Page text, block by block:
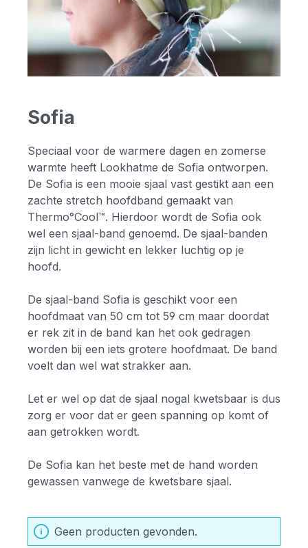
Sofia
Speciaal voor de warmere dagen en zomerse
warmte heeft Lookhatme de Sofia ontworpen.
De Sofia is een mooie sjaal vast gestikt aan een
zachte stretch hoofdband gemaakt van
Thermo°Cool™. Hierdoor wordt de Sofia ook
wel een sjaal-band genoemd. De sjaal-banden
zijn licht in gewicht en lekker luchtig op je
hoofd.
De sjaal-band Sofia is geschikt voor een
hoofdmaat van 50 cm tot 59 cm maar doordat
er rek zit in de band kan het ook gedragen
worden bij een iets grotere hoofdmaat. De band
voelt dan wel wat strakker aan.
Let er wel op dat de sjaal nogal kwetsbaar is dus
zorg er voor dat er geen spanning op komt of
aan getrokken wordt.
De Sofia kan het beste met de hand worden
gewassen vanwege de kwetsbare sjaal.
Geen producten gevonden.